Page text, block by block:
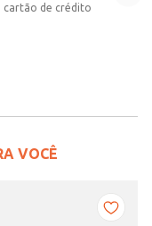
cartão de crédito
VOCÊ